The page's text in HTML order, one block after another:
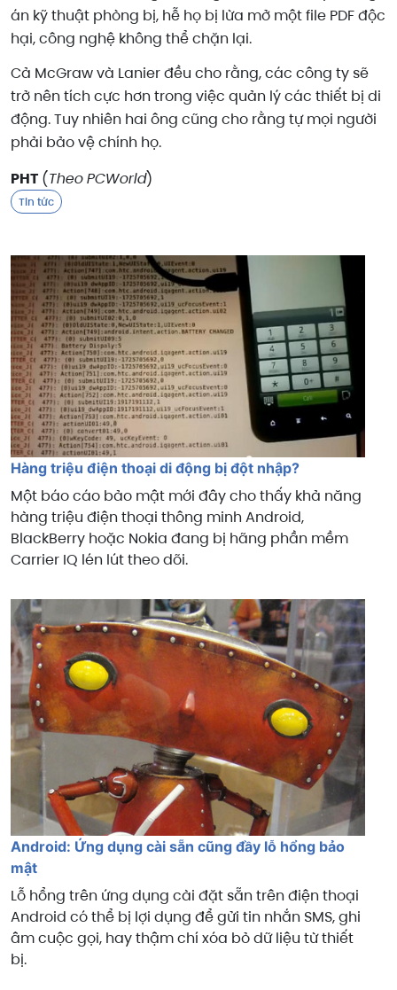
án kỹ thuật phòng bị, hễ họ bị lừa mở một file PDF độc
hại, công nghệ không thể chặn lại.
Cả McGraw và Lanier đều cho rằng, các công ty sẽ
trở nên tích cực hơn trong việc quản lý các thiết bị di
động. Tuy nhiên hai ông cũng cho rằng tự mọi người
phải bảo vệ chính họ.
PHT (Theo PCWorld)
Tin tức
Hàng triệu điện thoại di động bị đột nhập?
Một báo cáo bảo mật mới đây cho thấy khả năng
hàng triệu điện thoại thông minh Android,
BlackBerry hoặc Nokia đang bị hãng phần mềm
Carrier IQ lén lút theo dõi.
Android: Ứng dụng cài sẵn cũng đầy lỗ hổng bảo
mật
Lỗ hổng trên ứng dụng cài đặt sẵn trên điện thoại
Android có thể bị lợi dụng để gửi tin nhắn SMS, ghi
âm cuộc gọi, hay thậm chí xóa bỏ dữ liệu từ thiết
bị.